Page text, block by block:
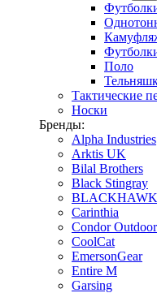
Поло
Тактические
Носки
Бренды:
Alpha Industries
Arktis UK
Bilal Brothers
Black Stingray
BLACKHAWK
Carinthia
Condor Outdoor
CoolCat
EmersonGear
Entire M
Garsing